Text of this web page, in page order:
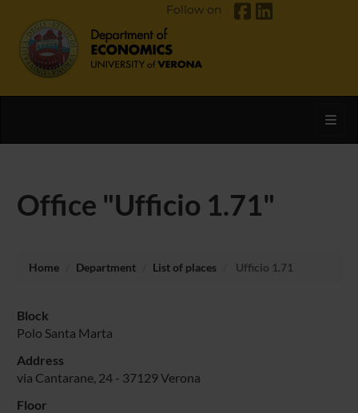
Follow on
Office "Ufficio 1.71"
Home Department List of places Ufficio 1.71
Block
Polo Santa Marta
Address
via Cantarane, 24 - 37129 Verona
Floor